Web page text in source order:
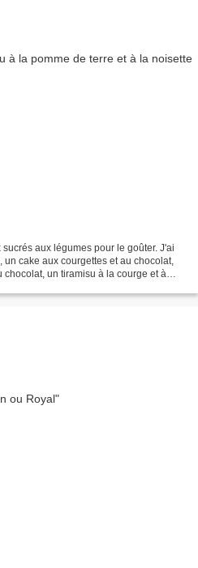
aux légumes pour le goûter. J'ai
cake aux courgettes et au chocolat,
un tiramisu à la courge et à